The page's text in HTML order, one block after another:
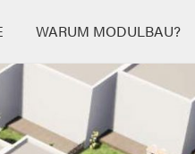
WARUM MODULBAU?